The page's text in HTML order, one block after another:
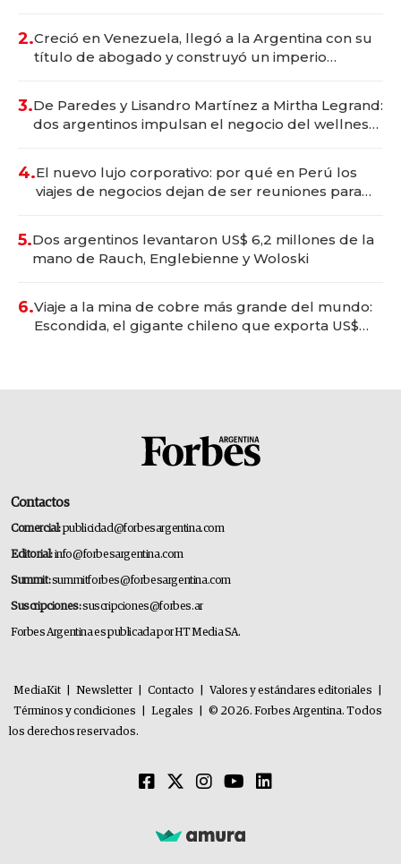
2.Creció en Venezuela, llegó a la Argentina con su
título de abogado y construyó un imperio
3.De Paredes y Lisandro Martínez a Mirtha Legrand:
dos argentinos impulsan el negocio del wellness
4.El nuevo lujo corporativo: por qué en Perú los
viajes de negocios dejan de ser reuniones para
5.Dos argentinos levantaron US$ 6,2 millones de la
mano de Rauch, Englebienne y Woloski
6.Viaje a la mina de cobre más grande del mundo:
Escondida, el gigante chileno que exporta US$
Contactos
Comercial:publicidad@forbesargentina.com
Editorial:info@forbesargentina.com
Summit:summitforbes@forbesargentina.com
Suscripciones:suscripciones@forbes.ar
Forbes Argentina es publicada por HT Media SA.
MediaKit Newsletter Contacto Valores y estándares editoriales
Términos y condiciones
Legales
© 2026. Forbes Argentina. Todos
los derechos reservados.